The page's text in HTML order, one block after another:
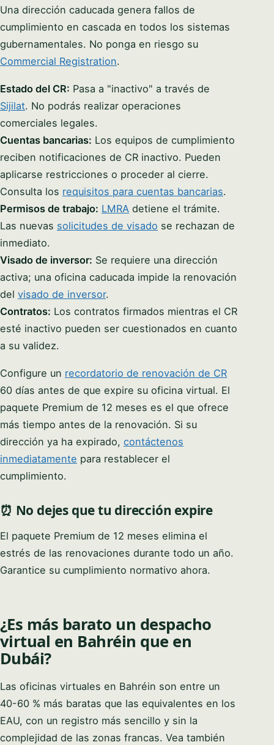
Una dirección caducada genera fallos de
cumplimiento en cascada en todos los sistemas
gubernamentales. No ponga en riesgo su
Commercial Registration.
Estado del CR: Pasa a "inactivo" a través de
Sijilat. No podrás realizar operaciones
comerciales legales.
Cuentas bancarias: Los equipos de cumplimiento
reciben notificaciones de CR inactivo. Pueden
aplicarse restricciones o proceder al cierre.
Consulta los requisitos para cuentas bancarias.
Permisos de trabajo: LMRA detiene el trámite.
Las nuevas solicitudes de visado se rechazan de
inmediato.
Visado de inversor: Se requiere una dirección
activa; una oficina caducada impide la renovación
del visado de inversor.
Contratos: Los contratos firmados mientras el CR
esté inactivo pueden ser cuestionados en cuanto
a su validez.
Configure un recordatorio de renovación de CR
60 días antes de que expire su oficina virtual. El
paquete Premium de 12 meses es el que ofrece
más tiempo antes de la renovación. Si su
dirección ya ha expirado, contáctenos
inmediatamente para restablecer el
cumplimiento.
⏰ No dejes que tu dirección expire
El paquete Premium de 12 meses elimina el
estrés de las renovaciones durante todo un año.
Garantice su cumplimiento normativo ahora.
¿Es más barato un despacho
virtual en Bahréin que en
Dubái?
Las oficinas virtuales en Bahréin son entre un
40-60 % más baratas que las equivalentes en los
EAU, con un registro más sencillo y sin la
complejidad de las zonas francas. Vea también